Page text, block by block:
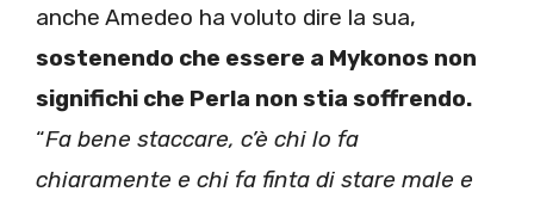
anche Amedeo ha voluto dire la sua,
sostenendo che essere a Mykonos non
significhi che Perla non stia soffrendo.
“Fa bene staccare, c’è chi lo fa
chiaramente e chi fa finta di stare male e